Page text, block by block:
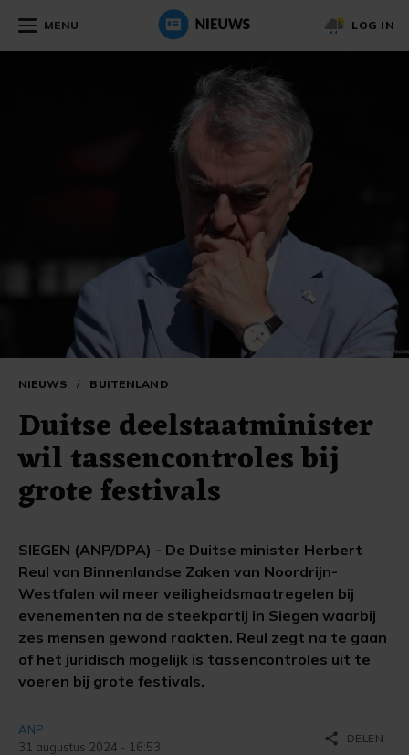
MENU LOG IN
NIEUWS / BUITENLAND
Duitse deelstaatminister
wil tassencontroles bij
grote festivals
SIEGEN (ANP/DPA) - De Duitse minister Herbert
Reul van Binnenlandse Zaken van Noordrijn-
Westfalen wil meer veiligheidsmaatregelen bij
evenementen na de steekpartij in Siegen waarbij
zes mensen gewond raakten. Reul zegt na te gaan
of het juridisch mogelijk is tassencontroles uit te
voeren bij grote festivals.
ANP
31 augustus 2024 - 16:53
share DELEN